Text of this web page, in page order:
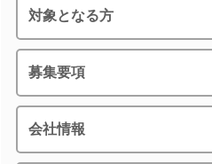
対象となる方
募集要項
会社情報